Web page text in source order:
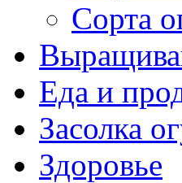
Сорта
Еда и
Засолка
Здоровье